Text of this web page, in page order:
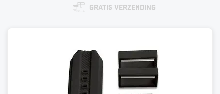
Gratis verzending